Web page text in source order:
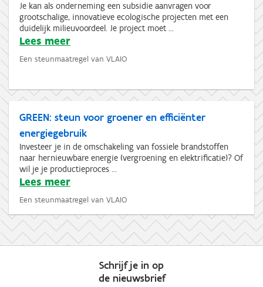
Je kan als onderneming een subsidie aanvragen voor
grootschalige, innovatieve ecologische projecten met een
duidelijk milieuvoordeel. Je project moet ...
Lees meer
Een steunmaatregel van VLAIO
GREEN: steun voor groener en efficiënter
energiegebruik
Investeer je in de omschakeling van fossiele brandstoffen
naar hernieuwbare energie (vergroening en elektrificatie)? Of
wil je je productieproces ...
Lees meer
Een steunmaatregel van VLAIO
Schrijf je in op
de nieuwsbrief